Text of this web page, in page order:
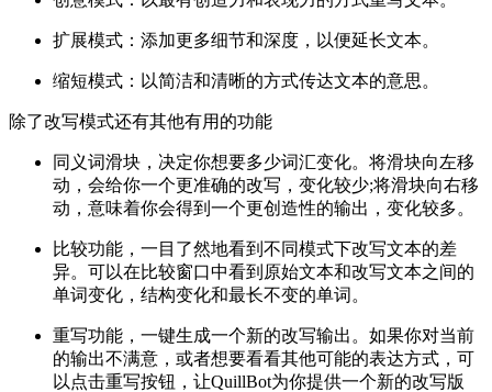
扩展模式：添加更多细节和深度，以便延长文本。
缩短模式：以简洁和清晰的方式传达文本的意思。
除了改写模式还有其他有用的功能
同义词滑块，决定你想要多少词汇变化。将滑块向左移
动，会给你一个更准确的改写，变化较少;将滑块向右移
动，意味着你会得到一个更创造性的输出，变化较多。
比较功能，一目了然地看到不同模式下改写文本的差
异。可以在比较窗口中看到原始文本和改写文本之间的
单词变化，结构变化和最长不变的单词。
重写功能，一键生成一个新的改写输出。如果你对当前
的输出不满意，或者想要看看其他可能的表达方式，可
以点击重写按钮，让QuillBot为你提供一个新的改写版